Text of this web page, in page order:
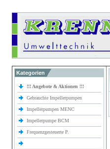
Kategorien
!!! Angebote & Aktionen !!!
Gebrauchte Impellerpumpen
Impellerpumpen MENC
Impellerpumpe BCM
Frequenzgesteuerte P.